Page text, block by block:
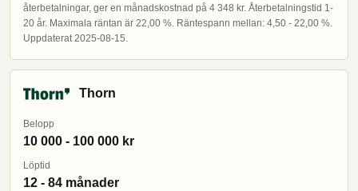
återbetalningar, ger en månadskostnad på 4 348 kr. Återbetalningstid 1-
20 år. Maximala räntan är 22,00 %. Räntespann mellan: 4,50 - 22,00 %.
Uppdaterat 2025-08-15.
Thorn
Belopp
10 000 - 100 000 kr
Löptid
12 - 84 månader